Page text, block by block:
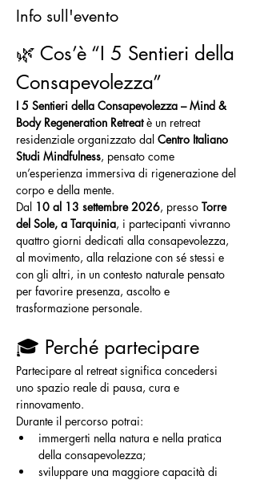
Info sull'evento
🌿 Cos’è “I 5 Sentieri della
Consapevolezza”
I 5 Sentieri della Consapevolezza – Mind &
Body Regeneration Retreat è un retreat
residenziale organizzato dal Centro Italiano
Studi Mindfulness, pensato come
un’esperienza immersiva di rigenerazione del
corpo e della mente.
Dal 10 al 13 settembre 2026, presso Torre
del Sole, a Tarquinia, i partecipanti vivranno
quattro giorni dedicati alla consapevolezza,
al movimento, alla relazione con sé stessi e
con gli altri, in un contesto naturale pensato
per favorire presenza, ascolto e
trasformazione personale.
🎓 Perché partecipare
Partecipare al retreat significa concedersi
uno spazio reale di pausa, cura e
rinnovamento.
Durante il percorso potrai:
immergerti nella natura e nella pratica
della consapevolezza;
sviluppare una maggiore capacità di